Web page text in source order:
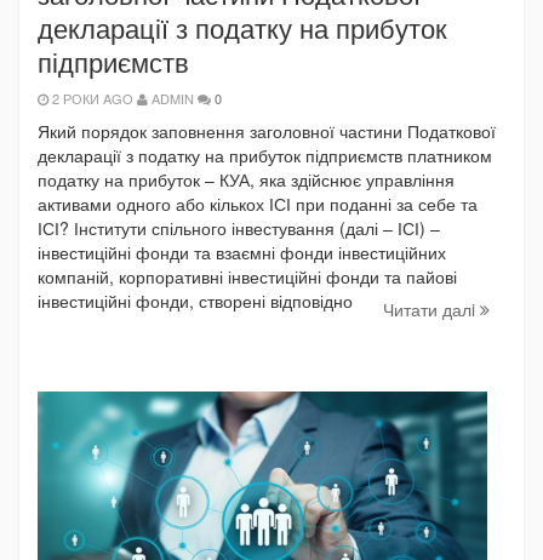
декларації з податку на прибуток
підприємств
2 РОКИ AGO ADMIN 0
Який порядок заповнення заголовної частини Податкової
декларації з податку на прибуток підприємств платником
податку на прибуток – КУА, яка здійснює управління
активами одного або кількох ІСІ при поданні за себе та
ІСІ? Інститути спільного інвестування (далі – ІСІ) –
інвестиційні фонди та взаємні фонди інвестиційних
компаній, корпоративні інвестиційні фонди та пайові
інвестиційні фонди, створені відповідно
Читати далi